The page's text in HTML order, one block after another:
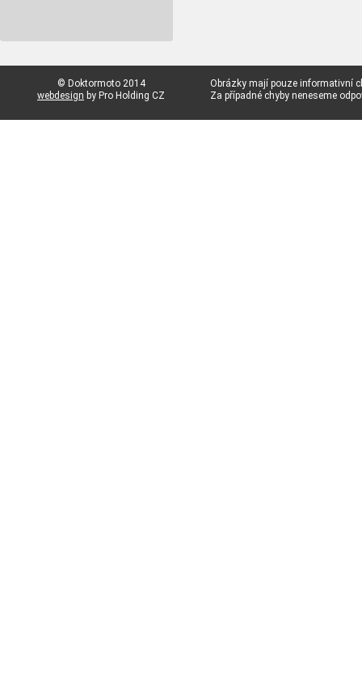
© Doktormoto 2014
webdesign by Pro Holding CZ
Obrázky mají pouze informativní
Za případné chyby neneseme